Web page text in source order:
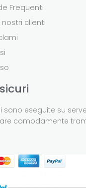
Frequenti
clienti
sono eseguite su
comodamente